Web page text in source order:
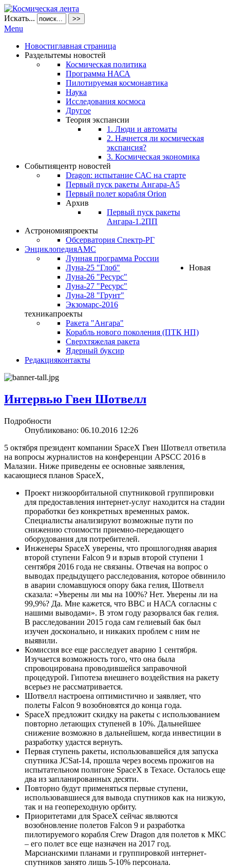
Искать... >>
Menu
Новостиглавная страница
Разделытемы новостей
Космическая политика
Программа НАСА
Пилотируемая космонавтика
Наука
Исследования космоса
Другое
Теория экспансии
1. Люди и автоматы
2. Начнется ли космическая
экспансия?
3. Космическая экономика
Событияцентр новостей
Dragon: испытание САС на старте
Первый пуск ракеты Ангара-А5
Первый полет корабля Orion
Архив
Первый пуск ракеты
Ангара-1.2ПП
Астрономияпроекты
Обсерватория Спектр-РГ
ЭнциклопедияАМС
Лунная программа России
Луна-25 "Глоб"
Луна-26 "Ресурс"
Луна-27 "Ресурс"
Луна-28 "Грунт"
Экзомарс-2016
Новая
техникапроекты
Ракета "Ангара"
Корабль нового поколения (ПТК НП)
Сверхтяжелая ракета
Ядерный буксир
Редакцияконтакты
Интервью Гвен Шотвелл
Подробности
Опубликовано: 06.10.2016 12:26
5 октября президент компании SpaceX Гвен Шотвелл ответила
на вопросы журналистов на конференции APSCC 2016 в
Малазии. Ниже приведены ее основные заявления,
касающиеся планов SpaceX,
Проект низкоорбитальной спутниковой группировки
для предоставления интернет-услуг находится на стадии
проработки без конкретных временных рамок.
Специалисты анализируют возможные пути по
снижению стоимости приемно-передающего
оборудования для потребителей.
Инженеры SpaceX уверены, что прошлогодняя авария
второй ступени Falcon 9 и взрыв второй ступени 1
сентября 2016 года не связаны. Отвечая на вопрос о
выводах предыдущего расследования, которое обвинило
в аварии сломавшуюся опору бака гелия, Шотвелл
сказала: «Уверены ли мы на 100%? Нет. Уверены ли на
99,9%? Да. Мне кажется, что ВВС и НАСА согласны с
нашими выводами». В этом году разорвался бак гелия.
В расследовании 2015 года сам гелиевый бак был
изучен досконально, и никаких проблем с ним не
выявили.
Комиссия все еще расследует аварию 1 сентября.
Изучается возможность того, что она была
спровоцирована проводившейся заправочной
процедурой. Гипотеза внешнего воздействия на ракету
всерьез не рассматривается.
Шотвелл настроена оптимистично и заявляет, что
полеты Falcon 9 возобновятся до конца года.
SpaceX предложит скидку на ракеты с использованием
повторно летающих ступеней в 10%. Дальнейшее
снижение возможно в дальнейшем, когда инвестиции в
разработку удастся вернуть.
Первая ступень ракеты, использовавшейся для запуска
спутника JCSat-14, прошла через восемь прожигов на
испытательном полигоне SpaceX в Техасе. Осталось еще
два из запланированных десяти.
Повторно будут применяться первые ступени,
использовавшиеся для вывода спутников как на низкую,
так и на геопереходную орбиту.
Приоритетами для SpaceX сейчас являются
возобновление полетов Falcon 9 и разработка
пилотируемого корабля Crew Dragon для полетов к МКС
– его полет все еще назначен на 2017 год.
Марсианскими планами и группировкой интернет-
спутников занято лишь 5-10% персонала.